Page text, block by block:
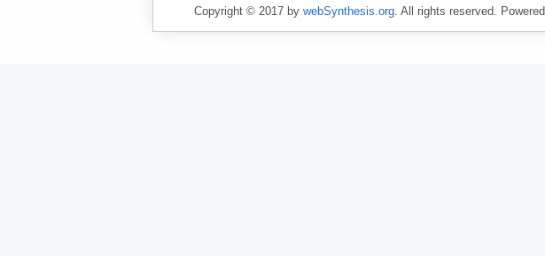
Copyright © 2017 by webSynthesis.org. All rights reserved.